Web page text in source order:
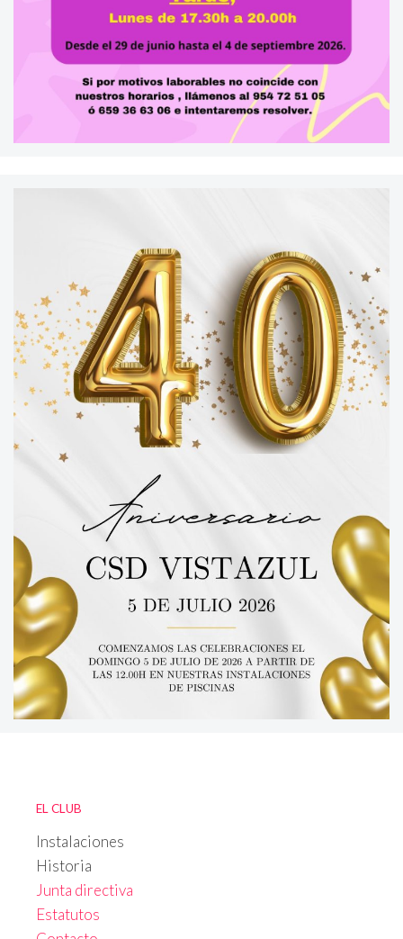
EL CLUB
Instalaciones
Historia
Junta directiva
Estatutos